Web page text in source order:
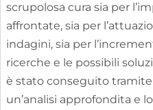
scrupolosa cura sia per
affrontate, sia per
indagini, sia per
ricerche e le possibili
è stato conseguito
un’analisi approfondita e